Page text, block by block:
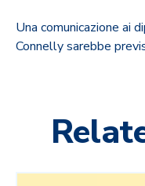
Una comunicazione ai
Connelly sarebbe